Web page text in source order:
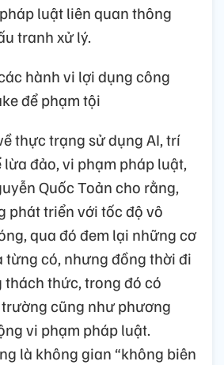
luật liên quan thông
tranh xử lý.
hành vi lợi dụng công
để phạm tội
thực trạng sử dụng AI, trí
đảo, vi phạm pháp luật,
Quốc Toản cho rằng,
phát triển với tốc độ vô
qua đó đem lại những cơ
từng có, nhưng đồng thời đi
thức, trong đó có
cũng như phương
vi phạm pháp luật.
là không gian “không biên